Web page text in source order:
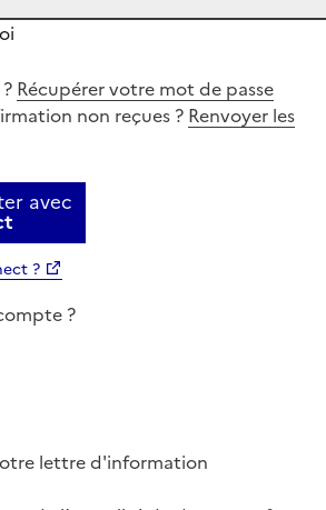
Récupérer votre mot de passe
non reçues ? Renvoyer les
avec
?
?
lettre d'information